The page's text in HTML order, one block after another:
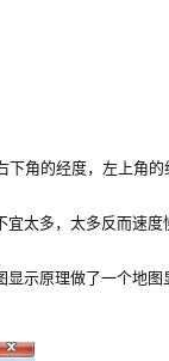
下角的经度，左上角
太多，太多反而速度
示原理做了一个地图